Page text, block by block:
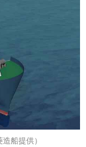
船提供）